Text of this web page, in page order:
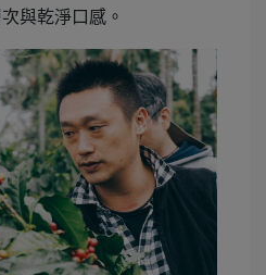
與乾淨口感。